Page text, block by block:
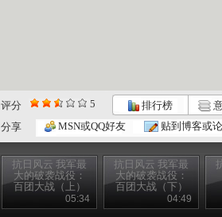
评分 5 排行榜
分享
MSN或QQ好友 贴到博客或
抗日风云 我军最
大的破袭战役：
百团大战（上）
05:34
抗日风云 我军最
大的破袭战役：
百团大战（下）
04:49